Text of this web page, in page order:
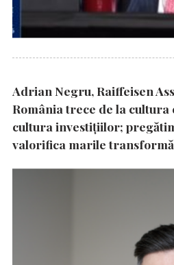
Adrian Negru, Raiffeisen
România trece de la
cultura investițiilor;
valorifica marile